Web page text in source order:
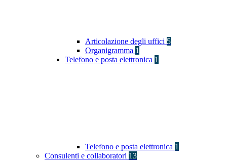
Articolazione degli uffici 5
Organigramma 1
Telefono e posta elettronica 1
Telefono e posta elettronica 1
Consulenti e collaboratori 13